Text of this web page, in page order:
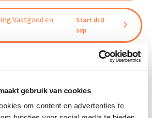
gebruik van cookies
om content en advertenties te
Vastgoed en
Start di 8
sep
Relevant bij dit artikel
& Trends